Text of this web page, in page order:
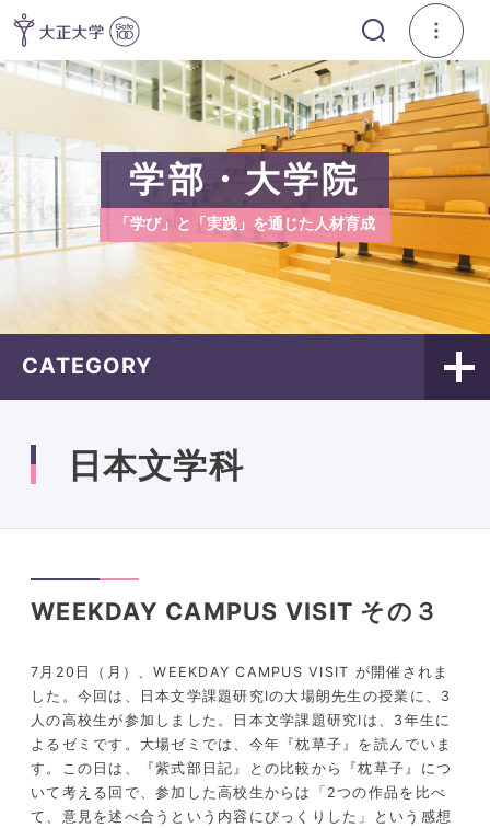
学部・大学院
「学び」と「実践」を通じた人材育成
CATEGORY
日本文学科
WEEKDAY CAMPUS VISIT その３
7月20日（月）、WEEKDAY CAMPUS VISIT が開催されま
した。今回は、日本文学課題研究Ⅰの大場朗先生の授業に、3
人の高校生が参加しました。日本文学課題研究Ⅰは、3年生に
よるゼミです。大場ゼミでは、今年『枕草子』を読んでいま
す。この日は、『紫式部日記』との比較から『枕草子』につ
いて考える回で、参加した高校生からは「2つの作品を比べ
て、意見を述べ合うという内容にびっくりした」という感想